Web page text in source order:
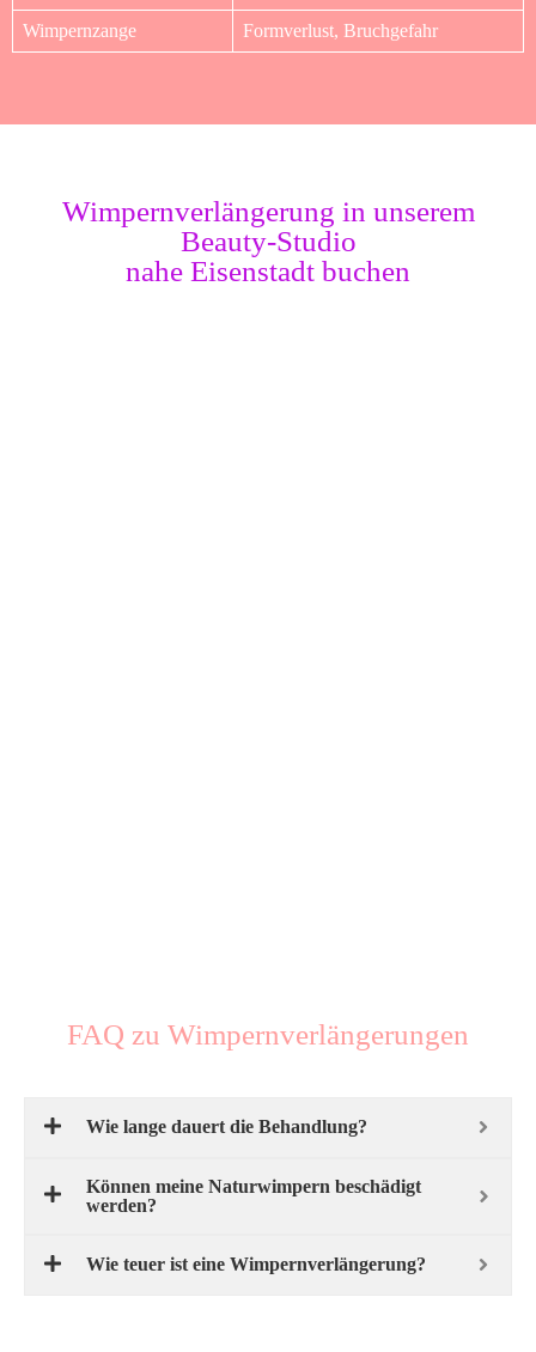
Wimpernzange Formverlust, Bruchgefahr
Wimpernverlängerung in unserem
Beauty-Studio
nahe Eisenstadt buchen
FAQ zu Wimpernverlängerungen
Wie lange dauert die Behandlung?
Können meine Naturwimpern beschädigt
werden?
Wie teuer ist eine Wimpernverlängerung?